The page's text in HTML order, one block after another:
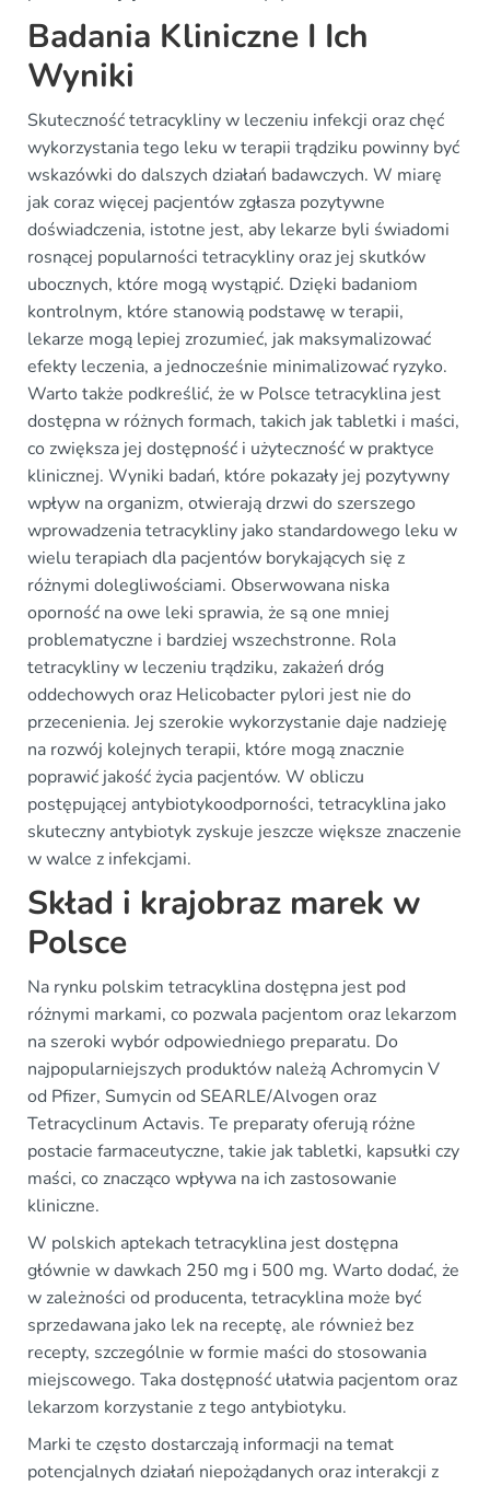
Badania Kliniczne I Ich
Wyniki
Skuteczność tetracykliny w leczeniu infekcji oraz chęć
wykorzystania tego leku w terapii trądziku powinny być
wskazówki do dalszych działań badawczych. W miarę
jak coraz więcej pacjentów zgłasza pozytywne
doświadczenia, istotne jest, aby lekarze byli świadomi
rosnącej popularności tetracykliny oraz jej skutków
ubocznych, które mogą wystąpić. Dzięki badaniom
kontrolnym, które stanowią podstawę w terapii,
lekarze mogą lepiej zrozumieć, jak maksymalizować
efekty leczenia, a jednocześnie minimalizować ryzyko.
Warto także podkreślić, że w Polsce tetracyklina jest
dostępna w różnych formach, takich jak tabletki i maści,
co zwiększa jej dostępność i użyteczność w praktyce
klinicznej. Wyniki badań, które pokazały jej pozytywny
wpływ na organizm, otwierają drzwi do szerszego
wprowadzenia tetracykliny jako standardowego leku w
wielu terapiach dla pacjentów borykających się z
różnymi dolegliwościami. Obserwowana niska
oporność na owe leki sprawia, że są one mniej
problematyczne i bardziej wszechstronne. Rola
tetracykliny w leczeniu trądziku, zakażeń dróg
oddechowych oraz Helicobacter pylori jest nie do
przecenienia. Jej szerokie wykorzystanie daje nadzieję
na rozwój kolejnych terapii, które mogą znacznie
poprawić jakość życia pacjentów. W obliczu
postępującej antybiotykoodporności, tetracyklina jako
skuteczny antybiotyk zyskuje jeszcze większe znaczenie
w walce z infekcjami.
Skład i krajobraz marek w
Polsce
Na rynku polskim tetracyklina dostępna jest pod
różnymi markami, co pozwala pacjentom oraz lekarzom
na szeroki wybór odpowiedniego preparatu. Do
najpopularniejszych produktów należą Achromycin V
od Pfizer, Sumycin od SEARLE/Alvogen oraz
Tetracyclinum Actavis. Te preparaty oferują różne
postacie farmaceutyczne, takie jak tabletki, kapsułki czy
maści, co znacząco wpływa na ich zastosowanie
kliniczne.
W polskich aptekach tetracyklina jest dostępna
głównie w dawkach 250 mg i 500 mg. Warto dodać, że
w zależności od producenta, tetracyklina może być
sprzedawana jako lek na receptę, ale również bez
recepty, szczególnie w formie maści do stosowania
miejscowego. Taka dostępność ułatwia pacjentom oraz
lekarzom korzystanie z tego antybiotyku.
Marki te często dostarczają informacji na temat
potencjalnych działań niepożądanych oraz interakcji z